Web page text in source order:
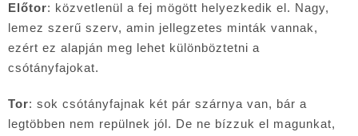
Előtor: közvetlenül a fej mögött helyezkedik el. Nagy,
lemez szerű szerv, amin jellegzetes minták vannak,
ezért ez alapján meg lehet különböztetni a
csótányfajokat.
Tor: sok csótányfajnak két pár szárnya van, bár a
legtöbben nem repülnek jól. De ne bízzuk el magunkat,